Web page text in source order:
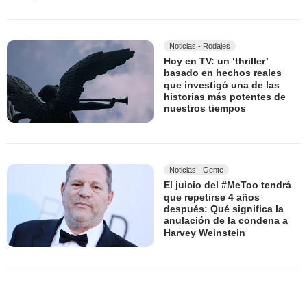
Noticias - Rodajes
Hoy en TV: un ‘thriller’
basado en hechos reales
que investigó una de las
historias más potentes de
nuestros tiempos
Noticias - Gente
El juicio del #MeToo tendrá
que repetirse 4 años
después: Qué significa la
anulación de la condena a
Harvey Weinstein